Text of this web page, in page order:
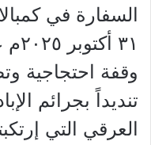
السفارة في
٣١
وقفة احتجاجية
تنديداً بجرائم
العرقي التي